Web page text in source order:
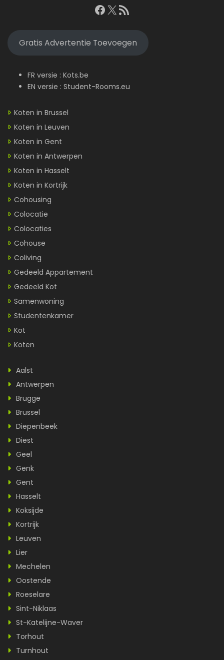
Facebook
X RSS feed
Gratis Advertentie Toevoegen
FR versie : Kots.be
EN versie : Student-Rooms.eu
Koten in Brussel
Koten in Leuven
Koten in Gent
Koten in Antwerpen
Koten in Hasselt
Koten in Kortrijk
Cohousing
Colocatie
Colocaties
Cohouse
Coliving
Gedeeld Appartement
Gedeeld Kot
Samenwoning
Studentenkamer
Kot
Koten
Aalst
Antwerpen
Brugge
Brussel
Diepenbeek
Diest
Geel
Genk
Gent
Hasselt
Koksijde
Kortrijk
Leuven
Lier
Mechelen
Oostende
Roeselare
Sint-Niklaas
St-Katelijne-Waver
Torhout
Turnhout